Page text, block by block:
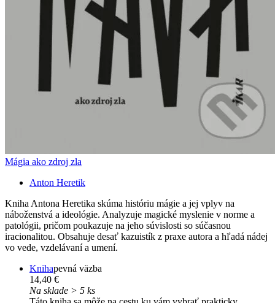
Mágia ako zdroj zla
Anton Heretik
Kniha Antona Heretika skúma históriu mágie a jej vplyv na
náboženstvá a ideológie. Analyzuje magické myslenie v norme a
patológii, pričom poukazuje na jeho súvislosti so súčasnou
iracionalitou. Obsahuje desať kazuistík z praxe autora a hľadá nádej
vo vede, vzdelávaní a umení.
Knihapevná väzba
14,40 €
Na sklade > 5 ks